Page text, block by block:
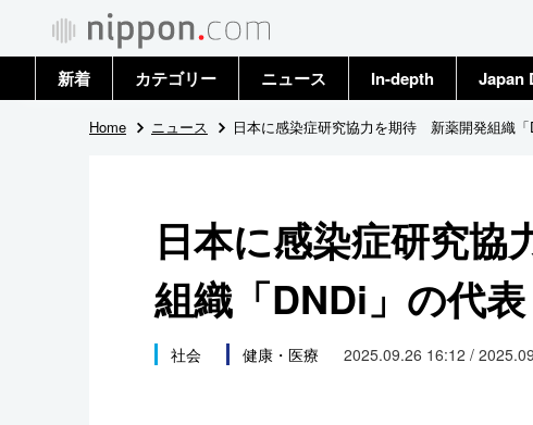
新着 カテゴリー
政治・外交
国際
社会
文化
ニュース
トップ
In-depth Japan
Home ニュース 日本に感染症研究協力を期待 新薬開発組織「
日本に感染症研究
組織「DNDi」の代表
社会 健康・医療 2025.09.26 16:12 /